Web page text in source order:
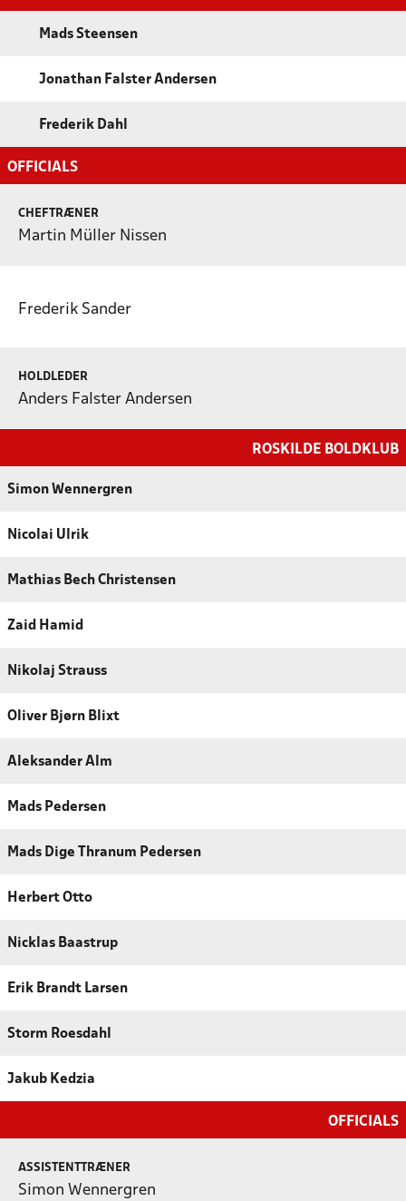
Mads Steensen
Jonathan Falster Andersen
Frederik Dahl
OFFICIALS
CHEFTRÆNER
Martin Müller Nissen
Frederik Sander
HOLDLEDER
Anders Falster Andersen
ROSKILDE BOLDKLUB
Simon Wennergren
Nicolai Ulrik
Mathias Bech Christensen
Zaid Hamid
Nikolaj Strauss
Oliver Bjørn Blixt
Aleksander Alm
Mads Pedersen
Mads Dige Thranum Pedersen
Herbert Otto
Nicklas Baastrup
Erik Brandt Larsen
Storm Roesdahl
Jakub Kedzia
OFFICIALS
ASSISTENTTRÆNER
Simon Wennergren